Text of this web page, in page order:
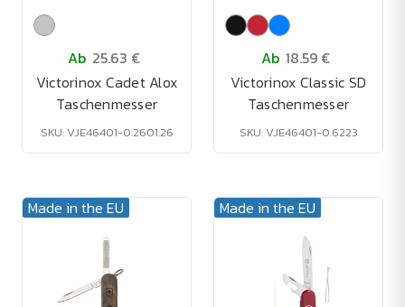
Ab 25.63 €
Victorinox Cadet Alox
Taschenmesser
SKU: VJE46401-0.2601.26
Ab 18.59 €
Victorinox Classic SD
Taschenmesser
SKU: VJE46401-0.6223
Made in the EU Made in the EU